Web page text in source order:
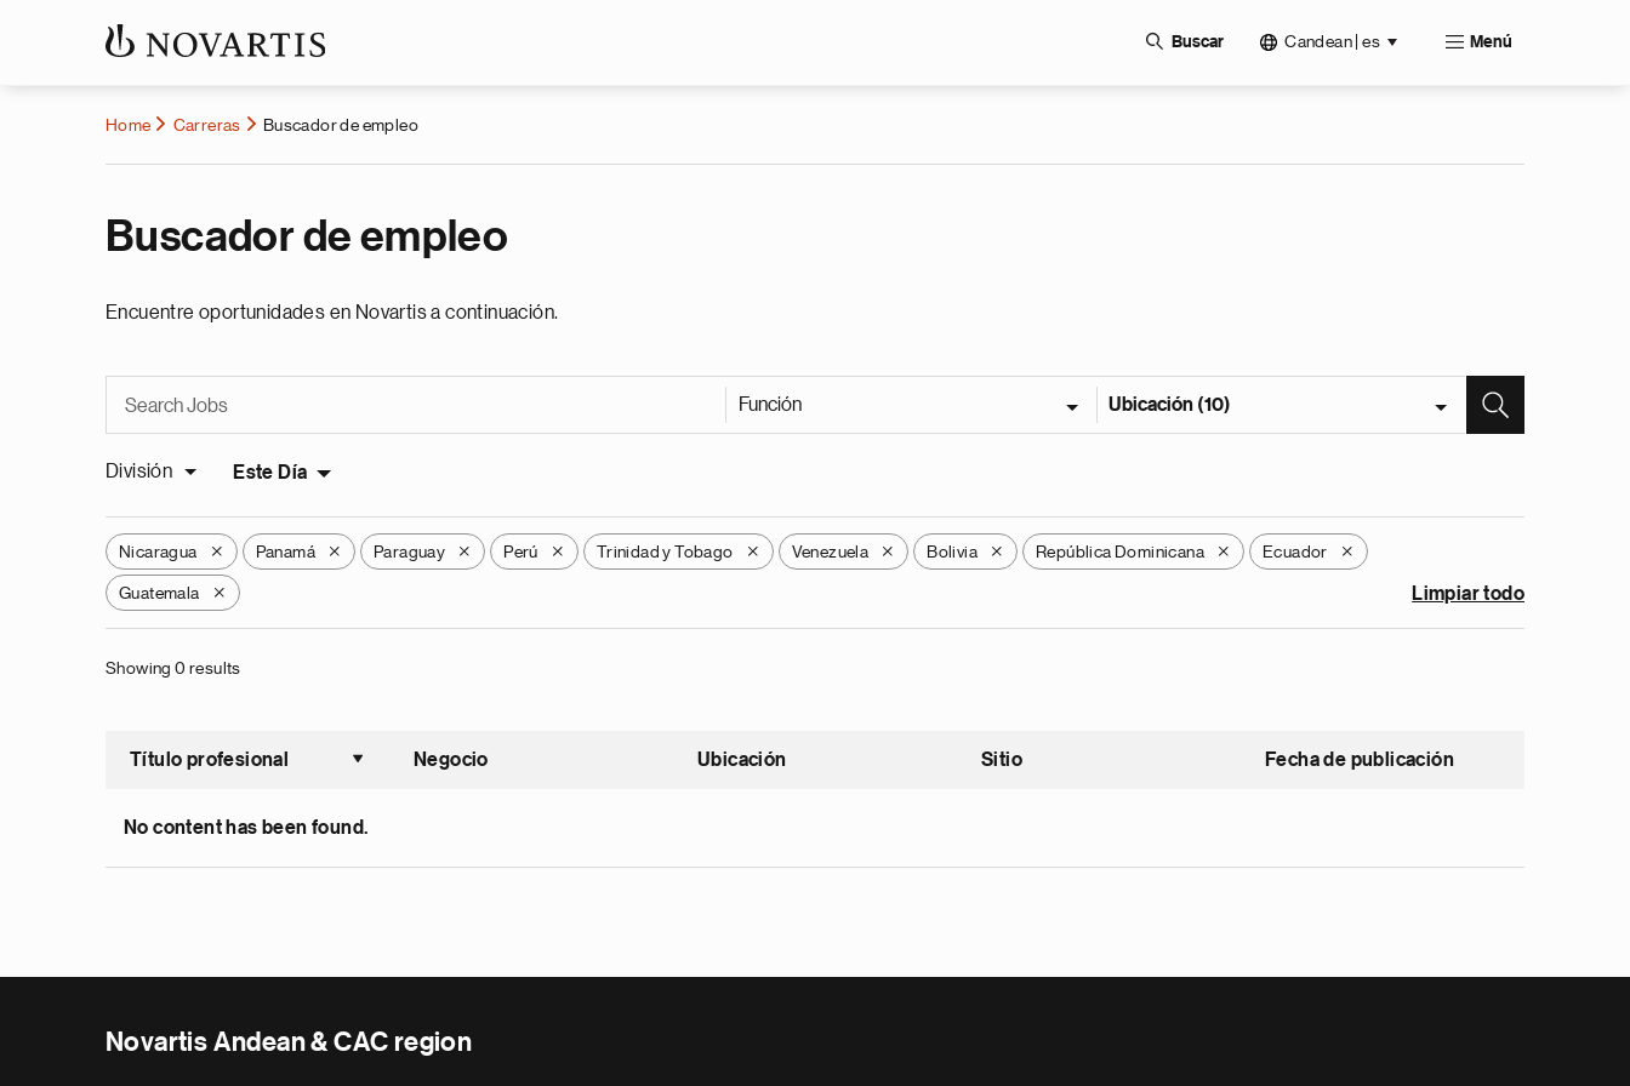
Buscar Candean | es Menú
Home Carreras Buscador de empleo
Buscador de empleo
Encuentre oportunidades en Novartis a continuación.
Función Ubicación (10)
División Este Día
Nicaragua X Panamá X Paraguay X Perú X Trinidad y Tobago X Venezuela X Bolivia X República Dominicana X Ecuador X
Guatemala X Limpiar todo
Showing 0 results
Título profesional
Ordenar ascendente
Negocio Ubicación Sitio Fecha de publicación
No content has been found.
Novartis Andean & CAC region